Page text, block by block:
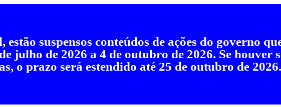
suspensos conteúdos de ações do governo
julho de 2026 a 4 de outubro de 2026. Se houver
o prazo será estendido até 25 de outubro de 2026.